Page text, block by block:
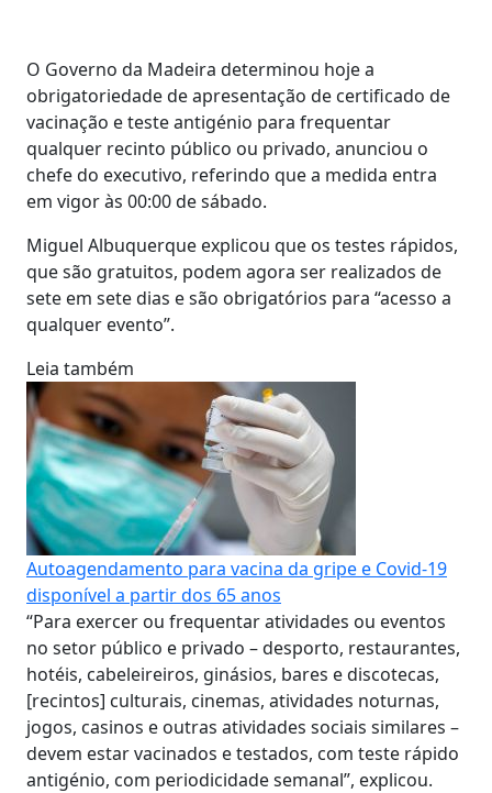
O Governo da Madeira determinou hoje a
obrigatoriedade de apresentação de certificado de
vacinação e teste antigénio para frequentar
qualquer recinto público ou privado, anunciou o
chefe do executivo, referindo que a medida entra
em vigor às 00:00 de sábado.
Miguel Albuquerque explicou que os testes rápidos,
que são gratuitos, podem agora ser realizados de
sete em sete dias e são obrigatórios para “acesso a
qualquer evento”.
Leia também
Autoagendamento para vacina da gripe e Covid-19
disponível a partir dos 65 anos
“Para exercer ou frequentar atividades ou eventos
no setor público e privado – desporto, restaurantes,
hotéis, cabeleireiros, ginásios, bares e discotecas,
[recintos] culturais, cinemas, atividades noturnas,
jogos, casinos e outras atividades sociais similares –
devem estar vacinados e testados, com teste rápido
antigénio, com periodicidade semanal”, explicou.